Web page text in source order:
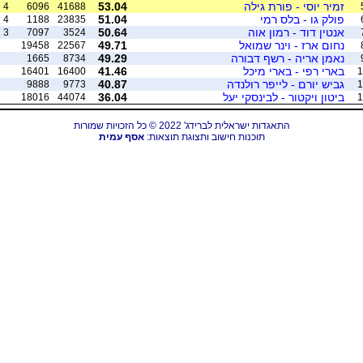
זמיר יוסי - פורת גילה 53.04
41688
6096
4
פולק גו - בלס רמי 51.04
23835
1188
4
אנטין דוד - רמון אוה 50.64
3524
7097
3
נחום ארז - וינר שמואל 49.71
22567
19458
נאמן אריה - רשף דבורה 49.29
8734
1665
בארי רפי - בארי מיכל 41.46
16400
16401
גביש יורם - לייפר רולנדה 40.87
9773
9888
ביטון ויקטור - לבינסקי יעל 36.04
44074
18016
התאגדות ישראלית לברידג' 2022 © כל הזכויות שמורות
תוכנות חישוב ותצוגת תוצאות:אסף עמית